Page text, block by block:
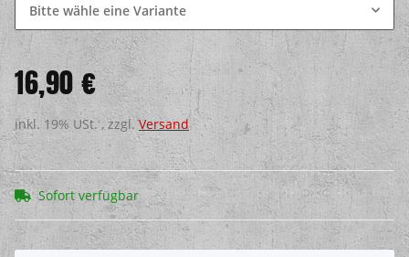
Bitte wähle eine Variante
16,90 €
inkl. 19% USt. , zzgl.Versand
Sofort verfügbar